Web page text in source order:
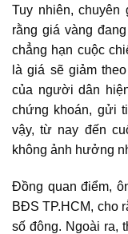
Tuy nhiên,
rằng giá vàng
chẳng hạn cuộc
là giá sẽ giảm
của người dân
chứng khoán, gửi
vậy, từ nay đến
không ảnh hưởng
Đồng quan điểm,
BĐS TP.HCM, cho
số đông. Ngoài ra,